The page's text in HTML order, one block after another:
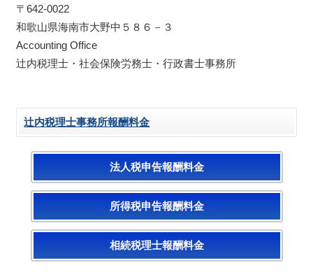
〒642-0022
和歌山県海南市大野中５８６－３
Accounting Office
辻内税理士・社会保険労務士・行政書士事務所
辻内税理士事務所報酬料金
法人税申告報酬料金
所得税申告報酬料金
相続税理士報酬料金